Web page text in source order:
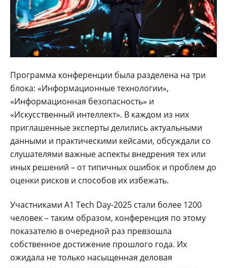
Программа конференции была разделена на три
блока: «Информационные технологии»,
«Информационная безопасность» и
«Искусственный интеллект». В каждом из них
приглашенные эксперты делились актуальными
данными и практическими кейсами, обсуждали со
слушателями важные аспекты внедрения тех или
иных решений – от типичных ошибок и проблем до
оценки рисков и способов их избежать.
Участниками А1 Tech Day-2025 стали более 1200
человек – таким образом, конференция по этому
показателю в очередной раз превзошла
собственное достижение прошлого года. Их
ожидала не только насыщенная деловая